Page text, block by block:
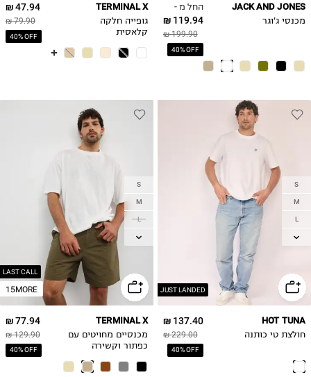
החל מ -
119.94 ₪
199.90 ₪
40% OFF
JACK AND JONES
מכנסי ג'וגר
47.94 ₪
79.90 ₪
40% OFF
TERMINAL X
גופייה חלקה
קלאסית
JUST LANDED
S
M
L
XL
137.40 ₪
229.00 ₪
40% OFF
HOT TUNA
חולצת טי כותנה
LAST CALL
15MORE
S
M
L
XL
77.94 ₪
129.90 ₪
40% OFF
TERMINAL X
מכנסיים מחויטים עם
כפתור וקשירה